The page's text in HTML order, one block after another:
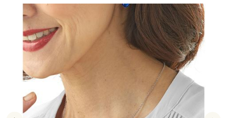
メンズ下着
ジュニア・ティーンズ下着
メンズファッション
メンズ下着
家電・雑貨すべて
家電
キッチン・雑貨・日用品
寝具・インテリア・家具
寝具・インテリア・家具通販すべて
家具・収納
寝具・ベッド
美容・健康
美容・健康通販すべて
美容・健康・サプリメント
制服・スクール
制服・スクールすべて
大きいサイズ
ジュニア・ティーンズ下着
メンズ下着
家電
キッチン・雑貨・日用品
寝具・インテリア・家具通販すべて
家具・収納
寝具・ベッド
カーテン・ラグ・ファブリック
美容・健康
美容・健康通販すべて
美容・健康・サプリメント
制服・スクール
制服・スクールすべて
制服・学生服
大きいサイズ
大きいサイズ通販すべて
バーゲン